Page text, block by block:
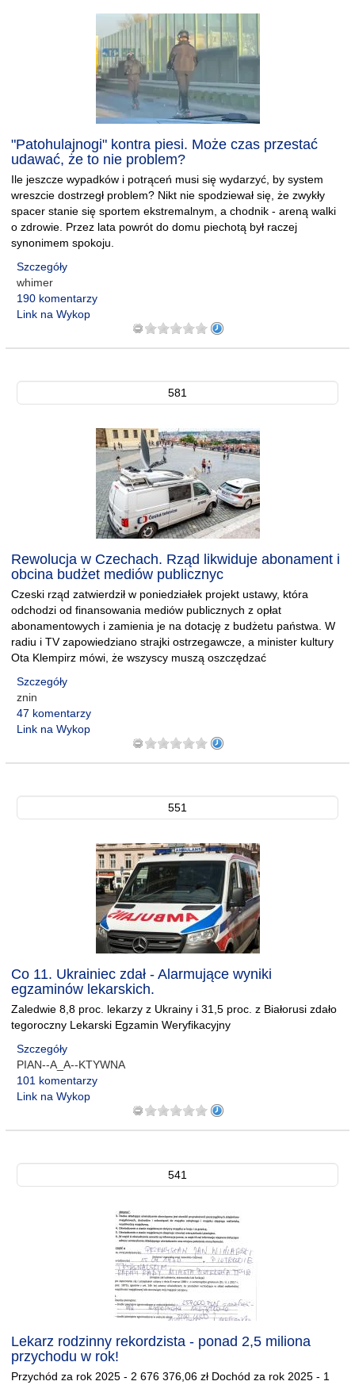
"Patohulajnogi" kontra piesi. Może czas przestać
udawać, że to nie problem?
Ile jeszcze wypadków i potrąceń musi się wydarzyć, by system
wreszcie dostrzegł problem? Nikt nie spodziewał się, że zwykły
spacer stanie się sportem ekstremalnym, a chodnik - areną walki
o zdrowie. Przez lata powrót do domu piechotą był raczej
synonimem spokoju.
Szczegóły
whimer
190 komentarzy
Link na Wykop
581
Rewolucja w Czechach. Rząd likwiduje abonament i
obcina budżet mediów publicznyc
Czeski rząd zatwierdził w poniedziałek projekt ustawy, która
odchodzi od finansowania mediów publicznych z opłat
abonamentowych i zamienia je na dotację z budżetu państwa. W
radiu i TV zapowiedziano strajki ostrzegawcze, a minister kultury
Ota Klempirz mówi, że wszyscy muszą oszczędzać
Szczegóły
znin
47 komentarzy
Link na Wykop
551
Co 11. Ukrainiec zdał - Alarmujące wyniki
egzaminów lekarskich.
Zaledwie 8,8 proc. lekarzy z Ukrainy i 31,5 proc. z Białorusi zdało
tegoroczny Lekarski Egzamin Weryfikacyjny
Szczegóły
PIAN--A_A--KTYWNA
101 komentarzy
Link na Wykop
541
Lekarz rodzinny rekordzista - ponad 2,5 miliona
przychodu w rok!
Przychód za rok 2025 - 2 676 376,06 zł Dochód za rok 2025 - 1